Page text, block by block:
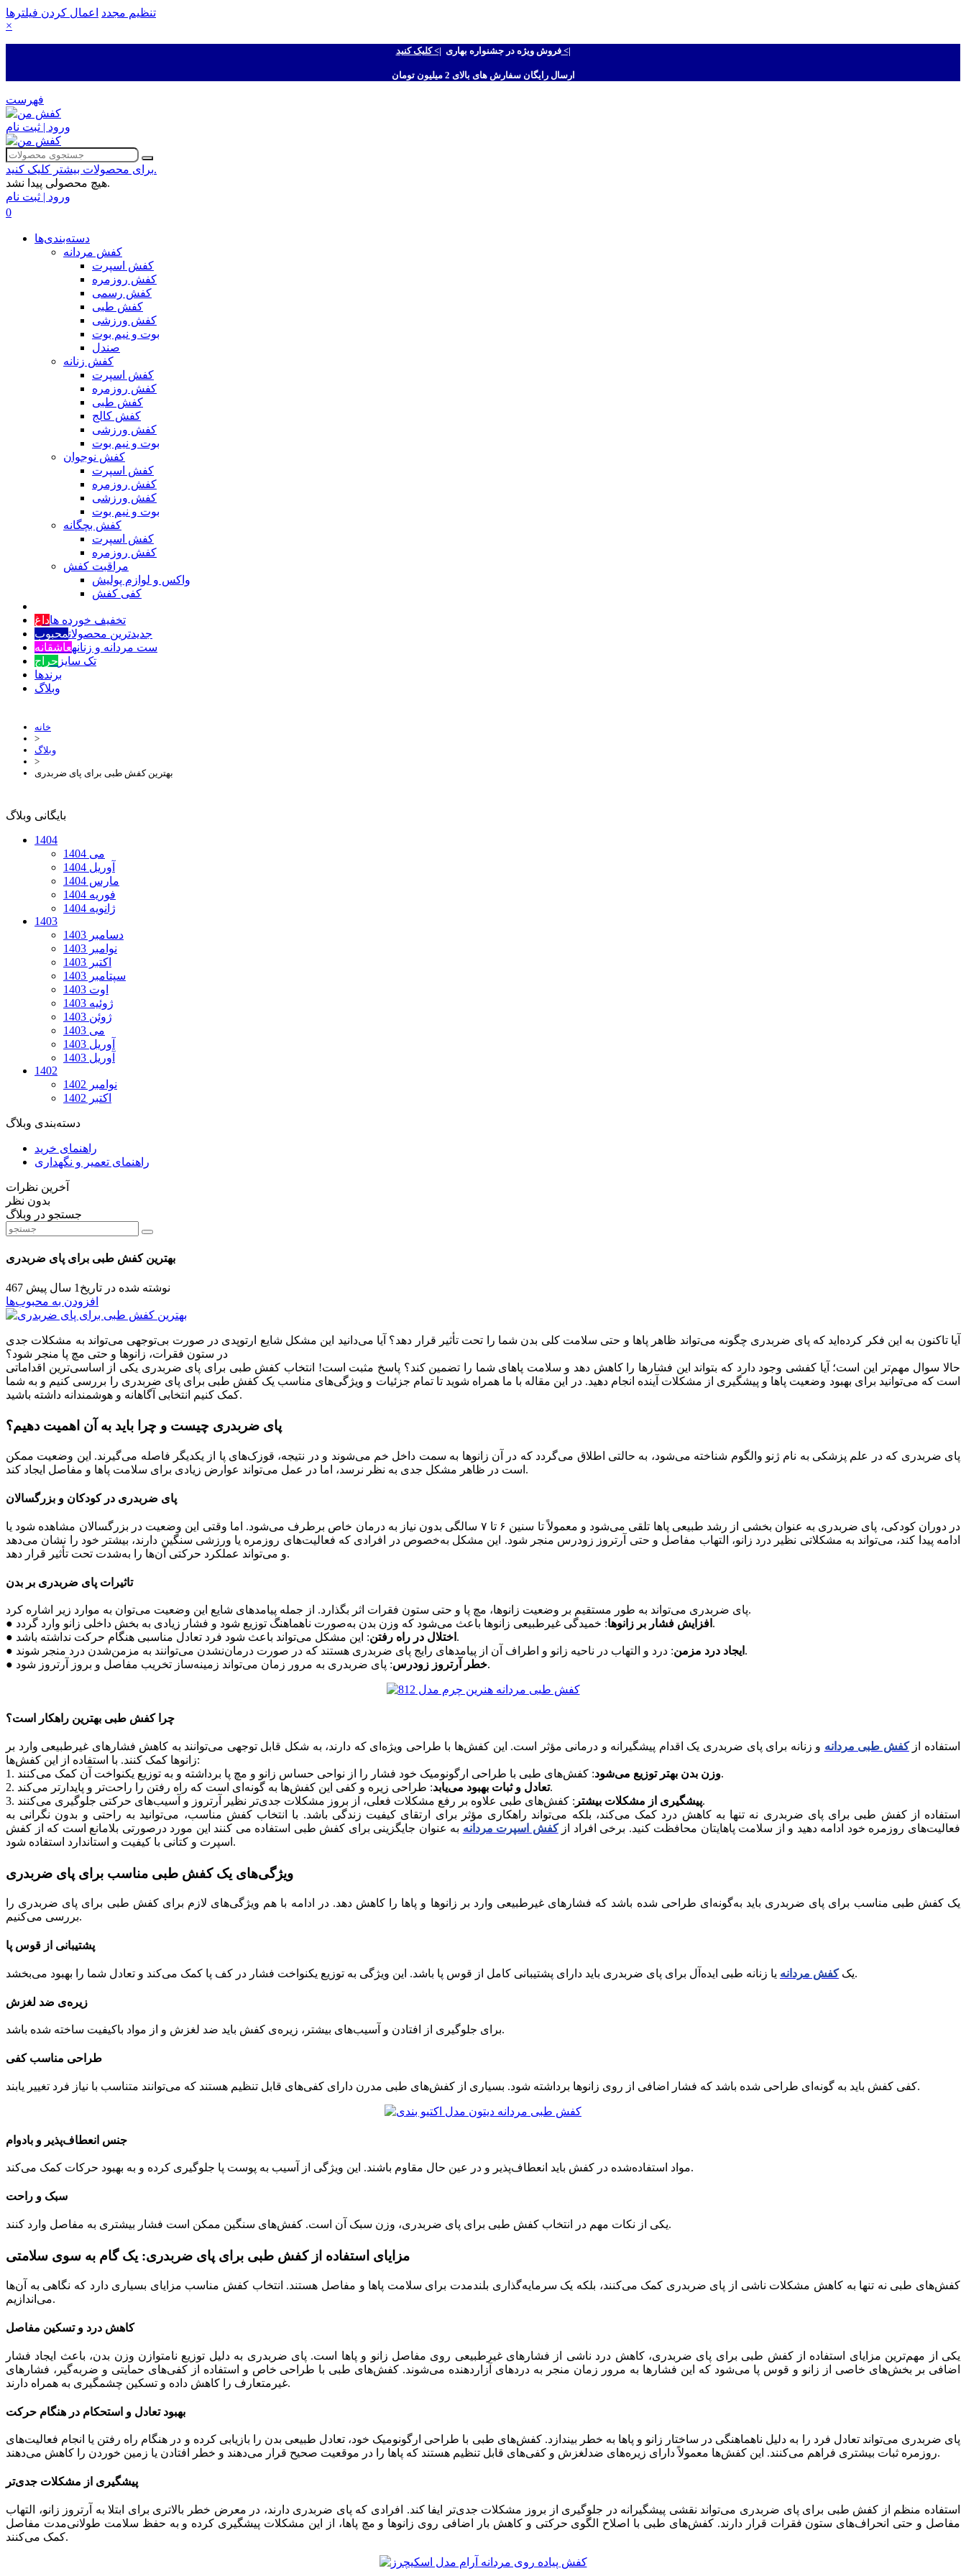
تنظیم مجدد
اعمال کردن فیلترها
×
فروش ویژه در جشنواره بهاری|> کلیک کنید <|
ارسال رایگان سفارش های بالای 2 میلیون تومان
فهرست
ورود | ثبت نام
برای محصولات بیشتر کلیک کنید.
هیچ محصولی پیدا نشد.
ورود | ثبت نام
0
دسته‌بندی‌ها
کفش مردانه
کفش اسپرت
کفش روزمره
کفش رسمی
کفش طبی
کفش ورزشی
بوت و نیم بوت
صندل
کفش زنانه
کفش اسپرت
کفش روزمره
کفش طبی
کفش کالج
کفش ورزشی
بوت و نیم بوت
کفش نوجوان
کفش اسپرت
کفش روزمره
کفش ورزشی
بوت و نیم بوت
کفش بچگانه
کفش اسپرت
کفش روزمره
مراقبت کفش
واکس و لوازم پولیش
کفی کفش
تخفیف خورده هاداغ
جدیدترین محصولاتمحبوب
ست مردانه و زنانهعاشقانه
تک سایز حراج
برندها
وبلاگ
خانه
>
وبلاگ
>
بهترین کفش طبی برای پای ضربدری
بایگانی وبلاگ
1404
می 1404
آوریل 1404
مارس 1404
فوریه 1404
ژانویه 1404
1403
دسامبر 1403
نوامبر 1403
اکتبر 1403
سپتامبر 1403
اوت 1403
ژوئیه 1403
ژوئن 1403
می 1403
آوریل 1403
آوریل 1403
1402
نوامبر 1402
اکتبر 1402
دسته‌بندی وبلاگ
راهنمای خرید
راهنمای تعمیر و نگهداری
آخرین نظرات
بدون نظر
جستجو در وبلاگ
بهترین کفش طبی برای پای ضربدری
نوشته شده در تاریخ 1 سال پیش
467
افزودن به محبوب‌ها
آیا تاکنون به این فکر کرده‌اید که پای ضربدری چگونه می‌تواند ظاهر پاها و حتی سلامت کلی بدن شما را تحت تأثیر قرار دهد؟ آیا می‌دانید این مشکل شایع ارتوپدی در صورت بی‌توجهی می‌تواند به مشکلات جدی
در ستون فقرات، زانوها و حتی مچ پا منجر شود؟
حالا سوال مهم‌تر این است؛ آیا کفشی وجود دارد که بتواند این فشارها را کاهش دهد و سلامت پاهای شما را تضمین کند؟ پاسخ مثبت است! انتخاب کفش طبی برای پای ضربدری یکی از اساسی‌ترین اقداماتی
است که می‌توانید برای بهبود وضعیت پاها و پیشگیری از مشکلات آینده انجام دهید. در این مقاله با ما همراه شوید تا تمام جزئیات و ویژگی‌های مناسب یک کفش طبی برای پای ضربدری را بررسی کنیم و به شما
کمک کنیم انتخابی آگاهانه و هوشمندانه داشته باشید.
پای ضربدری چیست و چرا باید به آن اهمیت دهیم؟
پای ضربدری که در علم پزشکی به نام ژنو والگوم شناخته می‌شود، به حالتی اطلاق می‌گردد که در آن زانوها به سمت داخل خم می‌شوند و در نتیجه، قوزک‌های پا از یکدیگر فاصله می‌گیرند. این وضعیت ممکن
است در ظاهر مشکل جدی به نظر نرسد، اما در عمل می‌تواند عوارض زیادی برای سلامت پاها و مفاصل ایجاد کند.
پای ضربدری در کودکان و بزرگسالان
در دوران کودکی، پای ضربدری به عنوان بخشی از رشد طبیعی پاها تلقی می‌شود و معمولاً تا سنین ۶ تا ۷ سالگی بدون نیاز به درمان خاص برطرف می‌شود. اما وقتی این وضعیت در بزرگسالان مشاهده شود یا
ادامه پیدا کند، می‌تواند به مشکلاتی نظیر درد زانو، التهاب مفاصل و حتی آرتروز زودرس منجر شود. این مشکل به‌خصوص در افرادی که فعالیت‌های روزمره یا ورزشی سنگین دارند، بیشتر خود را نشان می‌دهد
و می‌تواند عملکرد حرکتی آن‌ها را به‌شدت تحت تأثیر قرار دهد.
تاثیرات پای ضربدری بر بدن
پای ضربدری می‌تواند به طور مستقیم بر وضعیت زانوها، مچ پا و حتی ستون فقرات اثر بگذارد. از جمله پیامدهای شایع این وضعیت می‌توان به موارد زیر اشاره کرد.
●
افزایش فشار بر زانوها : خمیدگی غیرطبیعی زانوها باعث می‌شود که وزن بدن به‌صورت ناهماهنگ توزیع شود و فشار زیادی به بخش داخلی زانو وارد گردد.
●
اختلال در راه رفتن : این مشکل می‌تواند باعث شود فرد تعادل مناسبی هنگام حرکت نداشته باشد.
●
ایجاد درد مزمن : درد و التهاب در ناحیه زانو و اطراف آن از پیامدهای رایج پای ضربدری هستند که در صورت درمان‌نشدن می‌توانند به مزمن‌شدن درد منجر شوند.
●
خطر آرتروز زودرس: پای ضربدری به مرور زمان می‌تواند زمینه‌ساز تخریب مفاصل و بروز آرتروز شود.
چرا کفش طبی بهترین راهکار است؟
استفاده ازکفش طبی مردانه و زنانه برای پای ضربدری یک اقدام پیشگیرانه و درمانی مؤثر است. این کفش‌ها با طراحی ویژه‌ای که دارند، به شکل قابل توجهی می‌توانند به کاهش فشارهای غیرطبیعی وارد بر
زانوها کمک کنند. با استفاده از این کفش‌ها:
1.
وزن بدن بهتر توزیع می‌شود: کفش‌های طبی با طراحی ارگونومیک خود فشار را از نواحی حساس زانو و مچ پا برداشته و به توزیع یکنواخت آن کمک می‌کنند.
2.
تعادل و ثبات بهبود می‌یابد: طراحی زیره و کفی این کفش‌ها به گونه‌ای است که راه رفتن را راحت‌تر و پایدارتر می‌کند.
3.
پیشگیری از مشکلات بیشتر: کفش‌های طبی علاوه بر رفع مشکلات فعلی، از بروز مشکلات جدی‌تر نظیر آرتروز و آسیب‌های حرکتی جلوگیری می‌کنند.
استفاده از کفش طبی برای پای ضربدری نه تنها به کاهش درد کمک می‌کند، بلکه می‌تواند راهکاری مؤثر برای ارتقای کیفیت زندگی باشد. با انتخاب کفش مناسب، می‌توانید به راحتی و بدون نگرانی به
فعالیت‌های روزمره خود ادامه دهید و از سلامت پاهایتان محافظت کنید. برخی افراد ازکفش اسپرت مردانه به عنوان جایگزینی برای کفش طبی استفاده می کنند این مورد درصورتی بلامانع است که از کفش
اسپرت و کتانی با کیفیت و استاندارد استفاده شود.
ویژگی‌های یک کفش طبی مناسب برای پای ضربدری
یک کفش طبی مناسب برای پای ضربدری باید به‌گونه‌ای طراحی شده باشد که فشارهای غیرطبیعی وارد بر زانوها و پاها را کاهش دهد. در ادامه با هم ویژگی‌های لازم برای کفش طبی برای پای ضربدری را
بررسی می‌کنیم.
پشتیبانی از قوس پا
یککفش مردانه یا زنانه طبی ایده‌آل برای پای ضربدری باید دارای پشتیبانی کامل از قوس پا باشد. این ویژگی به توزیع یکنواخت فشار در کف پا کمک می‌کند و تعادل شما را بهبود می‌بخشد.
زیره‌ی ضد لغزش
برای جلوگیری از افتادن و آسیب‌های بیشتر، زیره‌ی کفش باید ضد لغزش و از مواد باکیفیت ساخته شده باشد.
طراحی مناسب کفی
کفی کفش باید به گونه‌ای طراحی شده باشد که فشار اضافی از روی زانوها برداشته شود. بسیاری از کفش‌های طبی مدرن دارای کفی‌های قابل تنظیم هستند که می‌توانند متناسب با نیاز فرد تغییر یابند.
جنس انعطاف‌پذیر و بادوام
مواد استفاده‌شده در کفش باید انعطاف‌پذیر و در عین حال مقاوم باشند. این ویژگی از آسیب به پوست پا جلوگیری کرده و به بهبود حرکات کمک می‌کند.
سبک و راحت
یکی از نکات مهم در انتخاب کفش طبی برای پای ضربدری، وزن سبک آن است. کفش‌های سنگین ممکن است فشار بیشتری به مفاصل وارد کنند.
مزایای استفاده از کفش طبی برای پای ضربدری: یک گام به سوی سلامتی
کفش‌های طبی نه تنها به کاهش مشکلات ناشی از پای ضربدری کمک می‌کنند، بلکه یک سرمایه‌گذاری بلندمدت برای سلامت پاها و مفاصل هستند. انتخاب کفش مناسب مزایای بسیاری دارد که نگاهی به آن‌ها
می‌اندازیم.
کاهش درد و تسکین مفاصل
یکی از مهم‌ترین مزایای استفاده از کفش طبی برای پای ضربدری، کاهش درد ناشی از فشارهای غیرطبیعی روی مفاصل زانو و پاها است. پای ضربدری به دلیل توزیع نامتوازن وزن بدن، باعث ایجاد فشار
اضافی بر بخش‌های خاصی از زانو و قوس پا می‌شود که این فشارها به مرور زمان منجر به دردهای آزاردهنده می‌شوند. کفش‌های طبی با طراحی خاص و استفاده از کفی‌های حمایتی و ضربه‌گیر، فشارهای
غیرمتعارف را کاهش داده و تسکین چشمگیری به همراه دارند.
بهبود تعادل و استحکام در هنگام حرکت
پای ضربدری می‌تواند تعادل فرد را به دلیل ناهماهنگی در ساختار زانو و پاها به خطر بیندازد. کفش‌های طبی با طراحی ارگونومیک خود، تعادل طبیعی بدن را بازیابی کرده و در هنگام راه رفتن یا انجام فعالیت‌های
روزمره ثبات بیشتری فراهم می‌کنند. این کفش‌ها معمولاً دارای زیره‌های ضدلغزش و کفی‌های قابل تنظیم هستند که پاها را در موقعیت صحیح قرار می‌دهند و خطر افتادن یا زمین خوردن را کاهش می‌دهند.
پیشگیری از مشکلات جدی‌تر
استفاده منظم از کفش طبی برای پای ضربدری می‌تواند نقشی پیشگیرانه در جلوگیری از بروز مشکلات جدی‌تر ایفا کند. افرادی که پای ضربدری دارند، در معرض خطر بالاتری برای ابتلا به آرتروز زانو، التهاب
مفاصل و حتی انحراف‌های ستون فقرات قرار دارند. کفش‌های طبی با اصلاح الگوی حرکتی و کاهش بار اضافی روی زانوها و مچ پاها، از این مشکلات پیشگیری کرده و به حفظ سلامت طولانی‌مدت مفاصل
کمک می‌کنند.